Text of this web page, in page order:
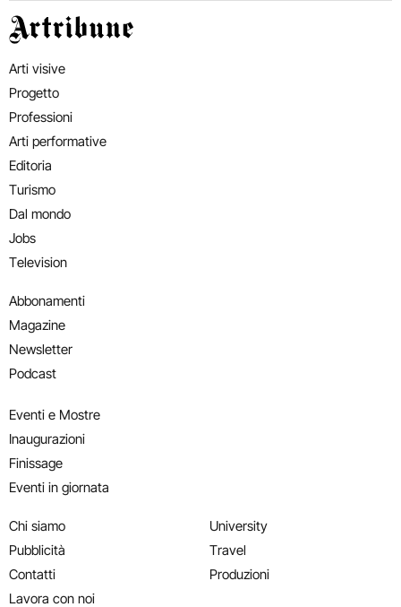
Artribune
Arti visive
Progetto
Professioni
Arti performative
Editoria
Turismo
Dal mondo
Jobs
Television
Abbonamenti
Magazine
Newsletter
Podcast
Eventi e Mostre
Inaugurazioni
Finissage
Eventi in giornata
Chi siamo
Pubblicità
Contatti
Lavora con noi
University
Travel
Produzioni